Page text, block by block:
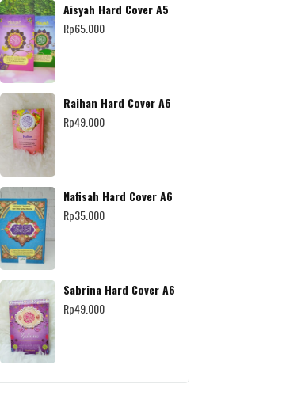
Aisyah Hard Cover A5
Rp65.000
Raihan Hard Cover A6
Rp49.000
Nafisah Hard Cover A6
Rp35.000
Sabrina Hard Cover A6
Rp49.000